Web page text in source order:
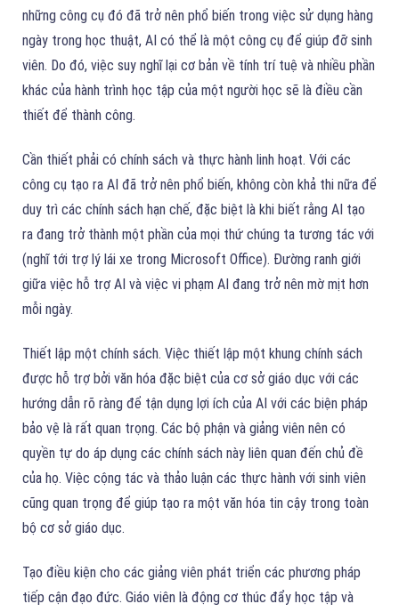
những công cụ đó đã trở nên phổ biến trong việc sử dụng hàng
ngày trong học thuật, AI có thể là một công cụ để giúp đỡ sinh
viên. Do đó, việc suy nghĩ lại cơ bản về tính trí tuệ và nhiều phần
khác của hành trình học tập của một người học sẽ là điều cần
thiết để thành công.
Cần thiết phải có chính sách và thực hành linh hoạt. Với các
công cụ tạo ra AI đã trở nên phổ biến, không còn khả thi nữa để
duy trì các chính sách hạn chế, đặc biệt là khi biết rằng AI tạo
ra đang trở thành một phần của mọi thứ chúng ta tương tác với
(nghĩ tới trợ lý lái xe trong Microsoft Office). Đường ranh giới
giữa việc hỗ trợ AI và việc vi phạm AI đang trở nên mờ mịt hơn
mỗi ngày.
Thiết lập một chính sách. Việc thiết lập một khung chính sách
được hỗ trợ bởi văn hóa đặc biệt của cơ sở giáo dục với các
hướng dẫn rõ ràng để tận dụng lợi ích của AI với các biện pháp
bảo vệ là rất quan trọng. Các bộ phận và giảng viên nên có
quyền tự do áp dụng các chính sách này liên quan đến chủ đề
của họ. Việc cộng tác và thảo luận các thực hành với sinh viên
cũng quan trọng để giúp tạo ra một văn hóa tin cậy trong toàn
bộ cơ sở giáo dục.
Tạo điều kiện cho các giảng viên phát triển các phương pháp
tiếp cận đạo đức. Giáo viên là động cơ thúc đẩy học tập và